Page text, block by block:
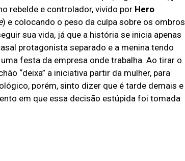
rebelde e controlador, vivido por Hero
) e colocando o peso da culpa sobre os ombros
sua vida, já que a história se inicia apenas
protagonista separado e a menina tendo
festa da empresa onde trabalha. Ao tirar o
“deixa” a iniciativa partir da mulher, para
porém, sinto dizer que é tarde demais e
em que essa decisão estúpida foi tomada